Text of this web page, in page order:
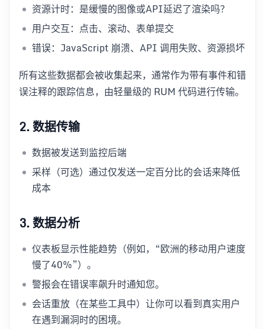
资源计时：是缓慢的图像或API延迟了渲染吗？
用户交互：点击、滚动、表单提交
错误：JavaScript 崩溃、API 调用失败、资源损坏
所有这些数据都会被收集起来，通常作为带有事件和错
误注释的跟踪信息，由轻量级的 RUM 代码进行传输。
2. 数据传输
数据被发送到监控后端
采样（可选）通过仅发送一定百分比的会话来降低
成本
3. 数据分析
仪表板显示性能趋势（例如，“欧洲的移动用户速度
慢了40%”）。
警报会在错误率飙升时通知您。
会话重放（在某些工具中）让你可以看到真实用户
在遇到漏洞时的困境。